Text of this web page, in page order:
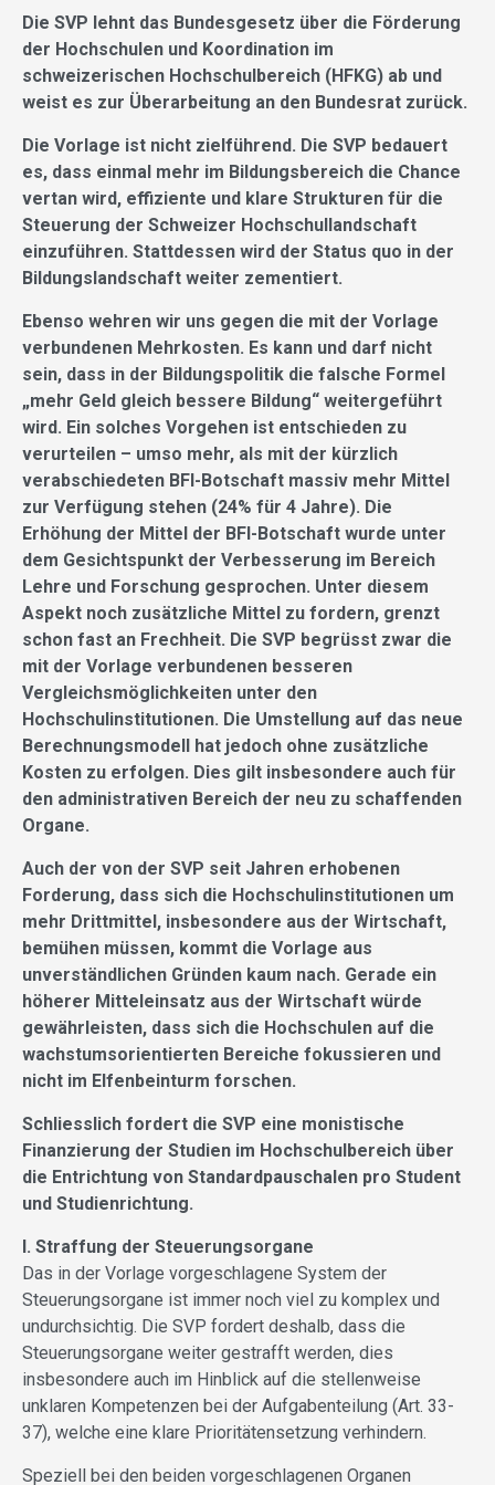
Die SVP lehnt das Bundesgesetz über die Förderung
der Hochschulen und Koordination im
schweizerischen Hochschulbereich (HFKG) ab und
weist es zur Überarbeitung an den Bundesrat zurück.
Die Vorlage ist nicht zielführend. Die SVP bedauert
es, dass einmal mehr im Bildungsbereich die Chance
vertan wird, effiziente und klare Strukturen für die
Steuerung der Schweizer Hochschullandschaft
einzuführen. Stattdessen wird der Status quo in der
Bildungslandschaft weiter zementiert.
Ebenso wehren wir uns gegen die mit der Vorlage
verbundenen Mehrkosten. Es kann und darf nicht
sein, dass in der Bildungspolitik die falsche Formel
„mehr Geld gleich bessere Bildung“ weitergeführt
wird. Ein solches Vorgehen ist entschieden zu
verurteilen – umso mehr, als mit der kürzlich
verabschiedeten BFI-Botschaft massiv mehr Mittel
zur Verfügung stehen (24% für 4 Jahre). Die
Erhöhung der Mittel der BFI-Botschaft wurde unter
dem Gesichtspunkt der Verbesserung im Bereich
Lehre und Forschung gesprochen. Unter diesem
Aspekt noch zusätzliche Mittel zu fordern, grenzt
schon fast an Frechheit. Die SVP begrüsst zwar die
mit der Vorlage verbundenen besseren
Vergleichsmöglichkeiten unter den
Hochschulinstitutionen. Die Umstellung auf das neue
Berechnungsmodell hat jedoch ohne zusätzliche
Kosten zu erfolgen. Dies gilt insbesondere auch für
den administrativen Bereich der neu zu schaffenden
Organe.
Auch der von der SVP seit Jahren erhobenen
Forderung, dass sich die Hochschulinstitutionen um
mehr Drittmittel, insbesondere aus der Wirtschaft,
bemühen müssen, kommt die Vorlage aus
unverständlichen Gründen kaum nach. Gerade ein
höherer Mitteleinsatz aus der Wirtschaft würde
gewährleisten, dass sich die Hochschulen auf die
wachstumsorientierten Bereiche fokussieren und
nicht im Elfenbeinturm forschen.
Schliesslich fordert die SVP eine monistische
Finanzierung der Studien im Hochschulbereich über
die Entrichtung von Standardpauschalen pro Student
und Studienrichtung.
I. Straffung der Steuerungsorgane
Das in der Vorlage vorgeschlagene System der
Steuerungsorgane ist immer noch viel zu komplex und
undurchsichtig. Die SVP fordert deshalb, dass die
Steuerungsorgane weiter gestrafft werden, dies
insbesondere auch im Hinblick auf die stellenweise
unklaren Kompetenzen bei der Aufgabenteilung (Art. 33-
37), welche eine klare Prioritätensetzung verhindern.
Speziell bei den beiden vorgeschlagenen Organen